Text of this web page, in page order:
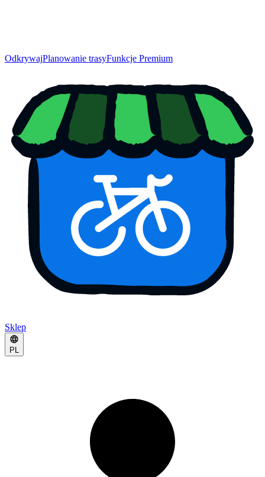
OdkrywajPlanowanie trasyFunkcje Premium
Sklep
PL